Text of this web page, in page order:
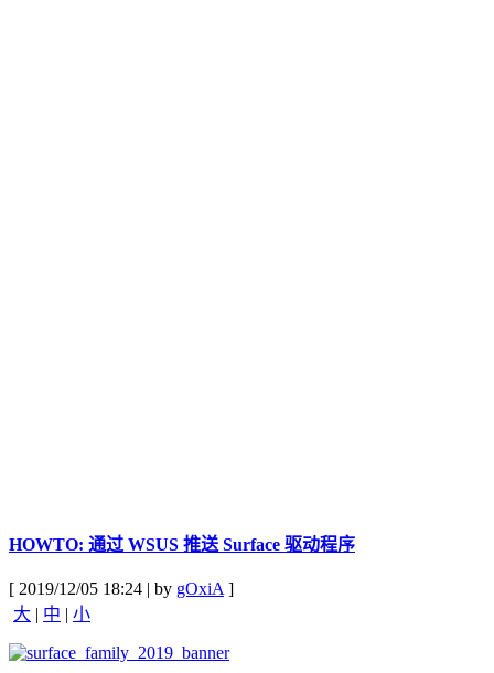
HOWTO: 通过 WSUS 推送 Surface 驱动程序
[ 2019/12/05 18:24 | by gOxiA]
大 | 中 | 小